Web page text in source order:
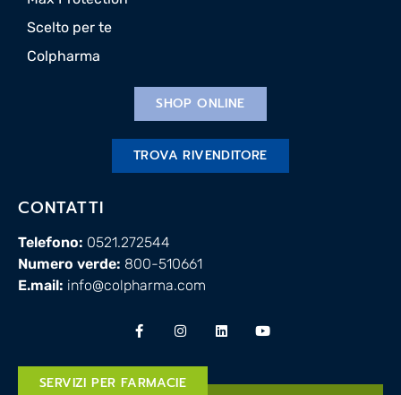
Scelto per te
Colpharma
SHOP ONLINE
TROVA RIVENDITORE
CONTATTI
Telefono: 0521.272544
Numero verde: 800-510661
E.mail: info@colpharma.com
SERVIZI PER FARMACIE